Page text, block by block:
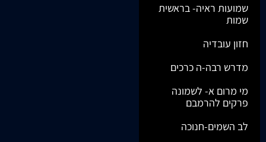
שמועות ראיה- בראשית
שמות
חזון עובדיה
מדרש רבה-ה כרכים
מי מרום א- לשמונה
פרקים להרמבם
לב השמים-חנוכה